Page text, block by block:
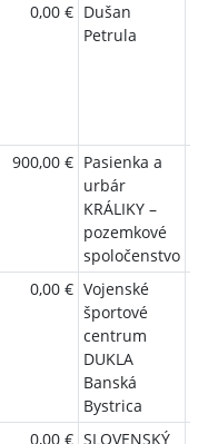
0,00 € Dušan
Petrula
900,00 € Pasienka a
urbár
KRÁLIKY –
pozemkové
spoločenstvo
0,00 € Vojenské
športové
centrum
DUKLA
Banská
Bystrica
0,00 € SLOVENSKÝ